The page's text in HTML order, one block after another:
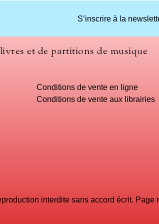
S’inscrire à la
et de partitions de musique
Conditions de vente en ligne
Conditions de vente aux librairies
interdite sans accord écrit. Page